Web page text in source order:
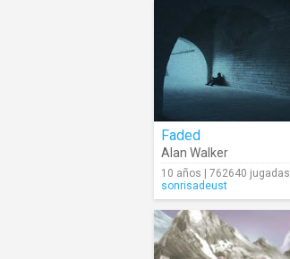
Faded
Alan Walker
10 años | 762640 jugadas
sonrisadeust